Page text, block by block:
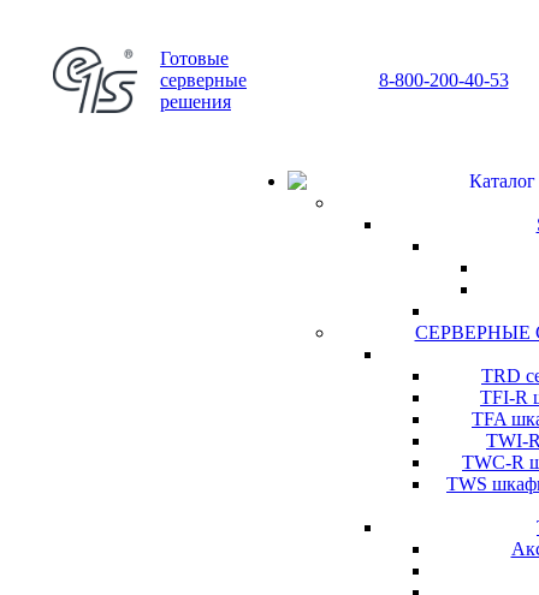
Готовые
серверные
решения
8-800-200-40-53
TRD
TFI-R
TFA
TWI-
TWC-R
TWS